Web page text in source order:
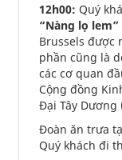
12h00: Quý
“Nàng lọ
Brussels được
phần cũng là
các cơ quan
Cộng đồng
Đại Tây Dương
Đoàn ăn trưa
Quý khách đi